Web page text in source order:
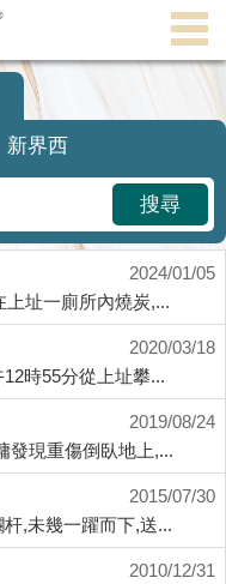
新界西
搜尋
2024/01/05
址一廁所內燒炭,...
2020/03/18
時55分從上址攀...
2019/08/24
發現重傷倒臥地上,...
2015/07/30
,未幾一躍而下,送...
2010/12/31